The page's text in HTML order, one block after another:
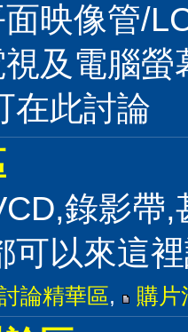
映像管/
及電腦螢
在此討論
錄影帶,
可以來這
論精華區, 購片